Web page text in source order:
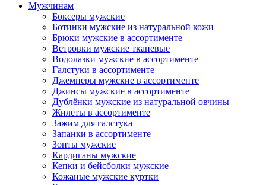
Мужчинам
Боксеры мужские
Ботинки мужские из натуральной кожи
Брюки мужские в ассортименте
Ветровки мужские тканевые
Водолазки мужские в ассортименте
Галстуки в ассортименте
Джемперы мужские в ассортименте
Джинсы мужские в ассортименте
Дублёнки мужские из натуральной овчины
Жилеты в ассортименте
Зажим для галстука
Запанки в ассортименте
Зонты мужские
Кардиганы мужские
Кепки и бейсболки мужские
Кожаные мужские куртки